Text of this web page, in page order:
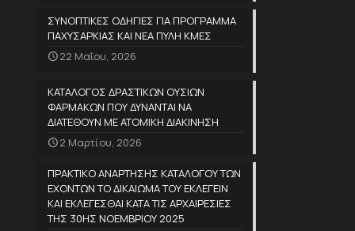
ΣΥΝΟΠΤΙΚΕΣ ΟΔΗΓΙΕΣ ΓΙΑ ΠΡΟΓΡΑΜΜΑ
ΠΑΧΥΣΑΡΚΙΑΣ ΚΑΙ ΝΕΑ ΠΥΛΗ ΚΜΕΣ
22 Μαΐου, 2026
ΚΑΤΑΛΟΓΟΣ ΔΡΑΣΤΙΚΩΝ ΟΥΣΙΩΝ
ΦΑΡΜΑΚΩΝ ΠΟΥ ΔΥΝΑΝΤΑΙ ΝΑ
ΔΙΑΤΕΘΟΥΝ ΜΕ ΑΤΟΜΙΚΗ ΔΙΑΚΙΝΗΣΗ
2 Μαρτίου, 2026
ΠΡΑΚΤΙΚΟ ΑΝΑΡΤΗΣΗΣ ΚΑΤΑΛΟΓΟΥ ΤΩΝ
ΕΧΟΝΤΩΝ ΤΟ ΔΙΚΑΙΩΜΑ ΤΟΥ ΕΚΛΕΓΕΙΝ
ΚΑΙ ΕΚΛΕΓΕΣΘΑΙ ΚΑΤΑ ΤΙΣ ΑΡΧΑΙΡΕΣΙΕΣ
ΤΗΣ 30ΗΣ ΝΟΕΜΒΡΙΟΥ 2025